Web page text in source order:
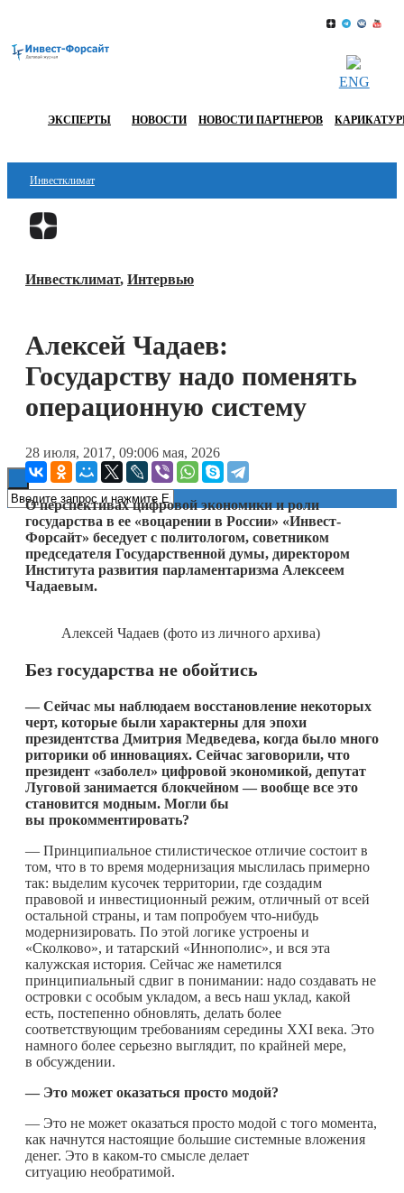
ENG
ЭКСПЕРТЫ НОВОСТИ НОВОСТИ ПАРТНЕРОВ
Инвестклимат
Финансы
Блокчейн
Инвестклимат, Интервью
Алексей Чадаев:
Государству надо поменять
операционную систему
28 июля, 2017, 09:006 мая, 2026
О перспективах цифровой экономики и роли
государства в ее «воцарении в России» «Инвест-
Форсайт» беседует с политологом, советником
председателя Государственной думы, директором
Института развития парламентаризма Алексеем
Чадаевым.
Алексей Чадаев (фото из личного архива)
Без государства не обойтись
— Сейчас мы наблюдаем восстановление некоторых
черт, которые были характерны для эпохи
президентства Дмитрия Медведева, когда было много
риторики об инновациях. Сейчас заговорили, что
президент «заболел» цифровой экономикой, депутат
Луговой занимается блокчейном — вообще все это
становится модным. Могли бы
вы прокомментировать?
— Принципиальное стилистическое отличие состоит в
том, что в то время модернизация мыслилась примерно
так: выделим кусочек территории, где создадим
правовой и инвестиционный режим, отличный от всей
остальной страны, и там попробуем что-нибудь
модернизировать. По этой логике устроены и
«Сколково», и татарский «Иннополис», и вся эта
калужская история. Сейчас же наметился
принципиальный сдвиг в понимании: надо создавать не
островки с особым укладом, а весь наш уклад, какой
есть, постепенно обновлять, делать более
соответствующим требованиям середины XXI века. Это
намного более серьезно выглядит, по крайней мере,
в обсуждении.
— Это может оказаться просто модой?
— Это не может оказаться просто модой с того момента,
как начнутся настоящие большие системные вложения
денег. Это в каком-то смысле делает
ситуацию необратимой.